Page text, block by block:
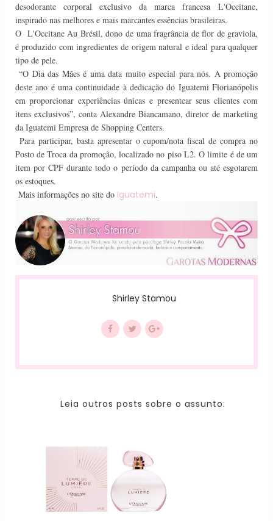
desodorante corporal exclusivo da marca francesaL'Occitane,
inspirado nas melhores e mais marcantes essências brasileiras.
O L'Occitane Au Brésil, dono de uma fragrância de flor de graviola,
é produzido com ingredientes de origem natural e ideal para qualquer
tipo de pele.
“O Dia das Mães é uma data muito especial para nós. A promoção
deste ano é uma continuidade à dedicação do Iguatemi Florianópolis
em proporcionar experiências únicas e presentear seus clientes com
itens exclusivos”, conta Alexandre Biancamano, diretor de marketing
da Iguatemi Empresa de Shopping Centers.
Para participar, basta apresentar o cupom/nota fiscal de compra no
Posto de Troca da promoção, localizado no piso L2. O limite é de um
item por CPF durante todo o período da campanha ou até esgotarem
os estoques.
Mais informações no site do Iguatemi.
Shirley Stamou
Leia outros posts sobre o assunto: